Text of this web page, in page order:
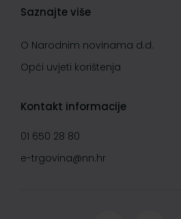
Saznajte više
O Narodnim novinama d.d.
Opći uvjeti korištenja
Kontakt informacije
01 650 28 80
e-trgovina@nn.hr